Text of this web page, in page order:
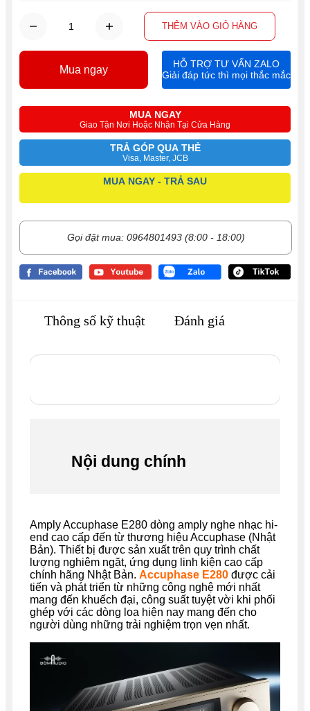
THÊM VÀO GIỎ HÀNG
MUA NGAY
Giao Tận Nơi Hoặc Nhận Tại Cửa Hàng
TRẢ GÓP QUA THẺ
Visa, Master, JCB
MUA NGAY - TRẢ SAU
Gọi đặt mua: 0964801493 (8:00 - 18:00)
Mua ngay
HỖ TRỢ TƯ VẤN ZALO
Giải đáp tức thì mọi thắc mắc
Thông số kỹ thuật Đánh giá
Nội dung chính
Amply Accuphase E280 dòng amply nghe nhạc hi-
end cao cấp đến từ thương hiệu Accuphase (Nhật
Bản). Thiết bị được sản xuất trên quy trình chất
lượng nghiêm ngặt, ứng dụng linh kiện cao cấp
chính hãng Nhật Bản. Accuphase E280 được cải
tiến và phát triển từ những công nghệ mới nhất
mang đến khuếch đại, công suất tuyệt vời khi phối
ghép với các dòng loa hiện nay mang đến cho
người dùng những trải nghiệm trọn vẹn nhất.